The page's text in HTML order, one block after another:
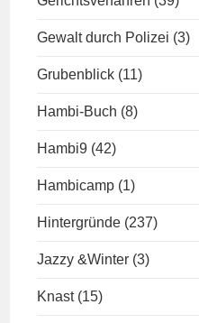
Gewalt durch Polizei (3)
Grubenblick (11)
Hambi-Buch (8)
Hambi9 (42)
Hambicamp (1)
Hintergründe (237)
Jazzy &Winter (3)
Knast (15)